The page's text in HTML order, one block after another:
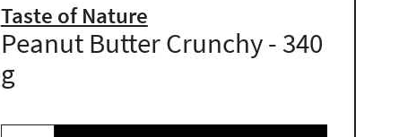
Taste of Nature
Peanut Butter Crunchy - 340
g